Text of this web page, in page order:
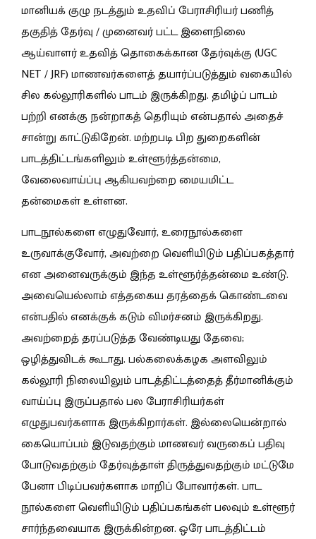
மானியக் குழு நடத்தும் உதவிப் பேராசிரியர் பணித்
தகுதித் தேர்வு / முனைவர் பட்ட இளைநிலை
ஆய்வாளர் உதவித் தொகைக்கான தேர்வுக்கு (UGC
NET / JRF) மாணவர்களைத் தயார்ப்படுத்தும் வகையில்
சில கல்லூரிகளில் பாடம் இருக்கிறது. தமிழ்ப் பாடம்
பற்றி எனக்கு நன்றாகத் தெரியும் என்பதால் அதைச்
சான்று காட்டுகிறேன். மற்றபடி பிற துறைகளின்
பாடத்திட்டங்களிலும் உள்ளூர்த்தன்மை,
வேலைவாய்ப்பு ஆகியவற்றை மையமிட்ட
தன்மைகள் உள்ளன.
பாடநூல்களை எழுதுவோர், உரைநூல்களை
உருவாக்குவோர், அவற்றை வெளியிடும் பதிப்பகத்தார்
என அனைவருக்கும் இந்த உள்ளூர்த்தன்மை உண்டு.
அவையெல்லாம் எத்தகைய தரத்தைக் கொண்டவை
என்பதில் எனக்குக் கடும் விமர்சனம் இருக்கிறது.
அவற்றைத் தரப்படுத்த வேண்டியது தேவை;
ஒழித்துவிடக் கூடாது. பல்கலைக்கழக அளவிலும்
கல்லூரி நிலையிலும் பாடத்திட்டத்தைத் தீர்மானிக்கும்
வாய்ப்பு இருப்பதால் பல பேராசிரியர்கள்
எழுதுபவர்களாக இருக்கிறார்கள். இல்லையென்றால்
கையொப்பம் இடுவதற்கும் மாணவர் வருகைப் பதிவு
போடுவதற்கும் தேர்வுத்தாள் திருத்துவதற்கும் மட்டுமே
பேனா பிடிப்பவர்களாக மாறிப் போவார்கள். பாட
நூல்களை வெளியிடும் பதிப்பகங்கள் பலவும் உள்ளூர்
சார்ந்தவையாக இருக்கின்றன. ஒரே பாடத்திட்டம்